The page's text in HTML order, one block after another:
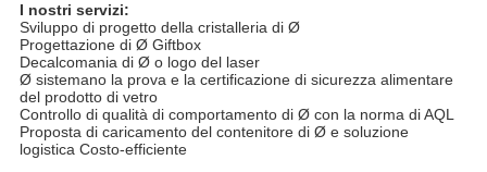
I nostri servizi:
Sviluppo di progetto della cristalleria di Ø
Progettazione di Ø Giftbox
Decalcomania di Ø o logo del laser
Ø sistemano la prova e la certificazione di sicurezza alimentare
del prodotto di vetro
Controllo di qualità di comportamento di Ø con la norma di AQL
Proposta di caricamento del contenitore di Ø e soluzione
logistica Costo-efficiente